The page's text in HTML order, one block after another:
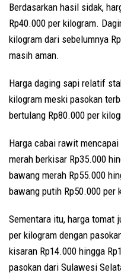
Berdasarkan hasil sidak,
Rp40.000 per kilogram.
kilogram dari sebelumnya
masih aman.
Harga daging sapi relatif
kilogram meski pasokan
bertulang Rp80.000 per
Harga cabai rawit
merah berkisar Rp35.000
bawang merah Rp55.000
bawang putih Rp50.000 per
Sementara itu, harga tomat
per kilogram dengan
kisaran Rp14.000 hingga
pasokan dari Sulawesi